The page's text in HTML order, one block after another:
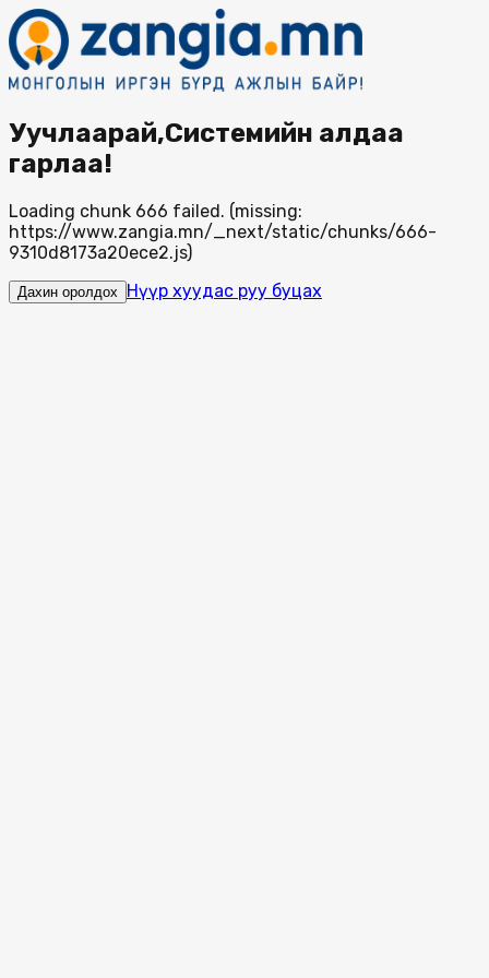
Уучлаарай,Системийн алдаа
гарлаа!
Loading chunk 666 failed. (missing:
https://www.zangia.mn/_next/static/chunks/666-
9310d8173a20ece2.js)
Дахин оролдох Нүүр хуудас руу буцах